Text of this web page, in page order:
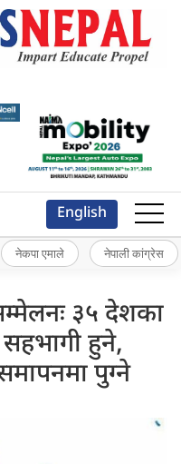
English
नेकपा एमाले नेपाली कांग्रेस
३५ देशका
सहभागी हुने,
समापनमा पुग्ने